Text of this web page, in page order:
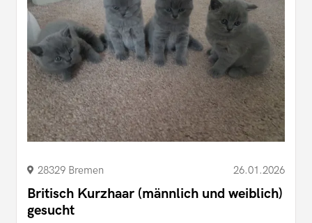
28329 Bremen 26.01.2026
Britisch Kurzhaar (männlich und weiblich)
gesucht